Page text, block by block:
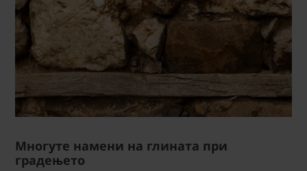
Многуте намени на глината при
градењето